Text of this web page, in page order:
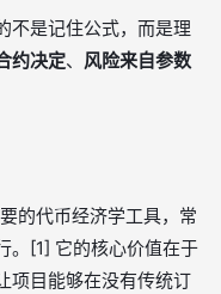
不是记住公式，而是理
约决定、 风险来自参数
的代币经济学工具，常
。[1] 它的核心价值在于
项目能够在没有传统订